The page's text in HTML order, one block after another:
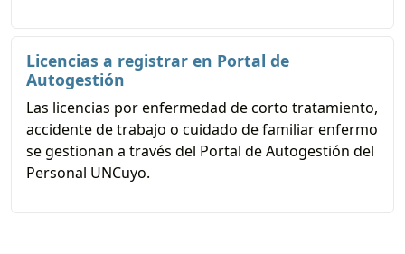
Licencias a registrar en Portal de
Autogestión
Las licencias por enfermedad de corto tratamiento,
accidente de trabajo o cuidado de familiar enfermo
se gestionan a través del Portal de Autogestión del
Personal UNCuyo.